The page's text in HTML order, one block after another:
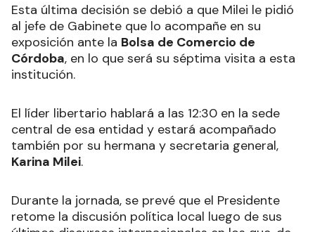
Esta última decisión se debió a que Milei le pidió
al jefe de Gabinete que lo acompañe en su
exposición ante la Bolsa de Comercio de
Córdoba, en lo que será su séptima visita a esta
institución.
El líder libertario hablará a las 12:30 en la sede
central de esa entidad y estará acompañado
también por su hermana y secretaria general,
Karina Milei.
Durante la jornada, se prevé que el Presidente
retome la discusión política local luego de sus